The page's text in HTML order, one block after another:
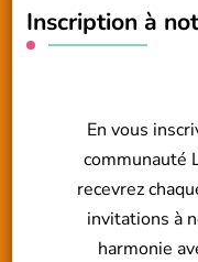
Inscription à
En vous
communauté
recevrez
invitations à
harmonie